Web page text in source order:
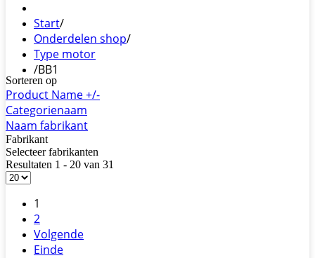
Start/
Onderdelen shop/
Type motor
/BB1
Sorteren op
Product Name +/-
Categorienaam
Naam fabrikant
Fabrikant
Selecteer fabrikanten
Resultaten 1 - 20 van 31
1
2
Volgende
Einde